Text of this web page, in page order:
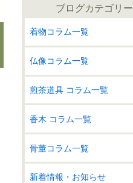
ブログカテゴリー
着物コラム一覧
仏像コラム一覧
煎茶道具 コラム一覧
香木 コラム一覧
骨董コラム一覧
新着情報・お知らせ